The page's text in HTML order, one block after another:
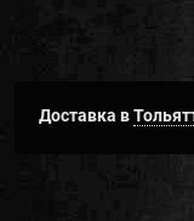
Доставка в